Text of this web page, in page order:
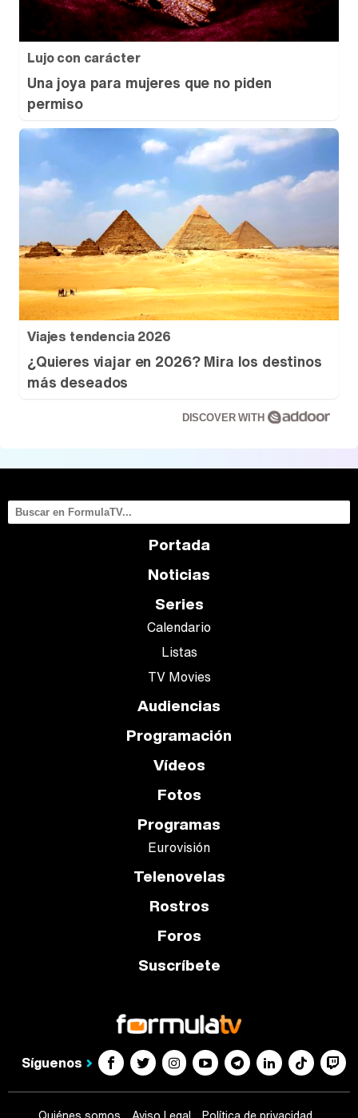
Lujo con carácter
Una joya para mujeres que no piden
permiso
Viajes tendencia 2026
¿Quieres viajar en 2026? Mira los destinos
más deseados
DISCOVER WITH
Portada
Noticias
Series
Calendario
Listas
TV Movies
Audiencias
Programación
Vídeos
Fotos
Programas
Eurovisión
Telenovelas
Rostros
Foros
Suscríbete
Síguenos